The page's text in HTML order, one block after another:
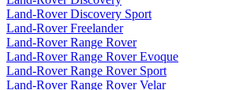
Land-Rover Discovery Sport
Land-Rover Freelander
Land-Rover Range Rover
Land-Rover Range Rover Evoque
Land-Rover Range Rover Sport
Land-Rover Range Rover Velar